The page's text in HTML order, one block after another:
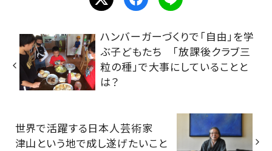
ハンバーガーづくりで「自由」を学
ぶ子どもたち 「放課後クラブ三
粒の種」で大事にしていることと
は？
世界で活躍する日本人芸術家
津山という地で成し遂げたいこと